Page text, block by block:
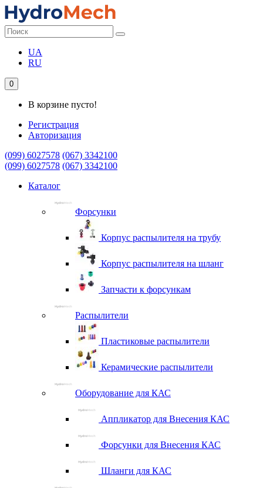
UA
RU
0
В корзине пусто!
Регистрация
Авторизация
(099) 6027578 (067) 3342100
(099) 6027578 (067) 3342100
Каталог
Форсунки
Корпус распылителя на трубу
Корпус распылителя на шланг
Запчасти к форсункам
Распылители
Пластиковые распылители
Керамические распылители
Оборудование для КАС
Аппликатор для Внесения КАС
Форсунки для Внесения КАС
Шланги для КАС